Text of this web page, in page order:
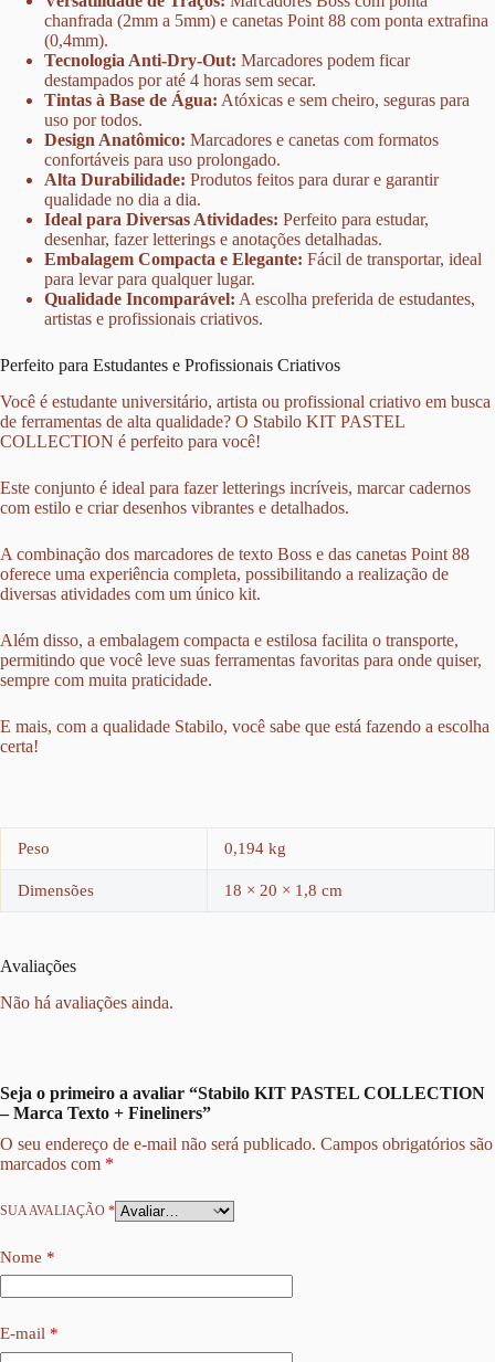
chanfrada (2mm a 5mm) e canetas Point 88 com ponta extrafina
(0,4mm).
Tecnologia Anti-Dry-Out: Marcadores podem ficar
destampados por até 4 horas sem secar.
Tintas à Base de Água: Atóxicas e sem cheiro, seguras para
uso por todos.
Design Anatômico: Marcadores e canetas com formatos
confortáveis para uso prolongado.
Alta Durabilidade: Produtos feitos para durar e garantir
qualidade no dia a dia.
Ideal para Diversas Atividades: Perfeito para estudar,
desenhar, fazer letterings e anotações detalhadas.
Embalagem Compacta e Elegante: Fácil de transportar, ideal
para levar para qualquer lugar.
Qualidade Incomparável: A escolha preferida de estudantes,
artistas e profissionais criativos.
Perfeito para Estudantes e Profissionais Criativos
Você é estudante universitário, artista ou profissional criativo em busca
de ferramentas de alta qualidade? O Stabilo KIT PASTEL
COLLECTION é perfeito para você!
Este conjunto é ideal para fazer letterings incríveis, marcar cadernos
com estilo e criar desenhos vibrantes e detalhados.
A combinação dos marcadores de texto Boss e das canetas Point 88
oferece uma experiência completa, possibilitando a realização de
diversas atividades com um único kit.
Além disso, a embalagem compacta e estilosa facilita o transporte,
permitindo que você leve suas ferramentas favoritas para onde quiser,
sempre com muita praticidade.
E mais, com a qualidade Stabilo, você sabe que está fazendo a escolha
certa!
Peso 0,194 kg
Dimensões 18 × 20 × 1,8 cm
Avaliações
Não há avaliações ainda.
Seja o primeiro a avaliar “Stabilo KIT PASTEL COLLECTION
– Marca Texto + Fineliners”
O seu endereço de e-mail não será publicado. Campos obrigatórios são
marcados com *
SUA AVALIAÇÃO *
Nome *
E-mail *